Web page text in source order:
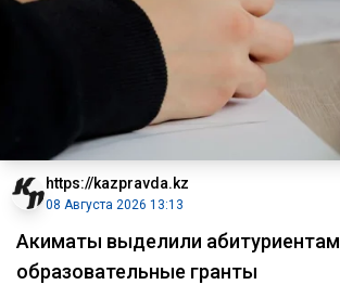
https://kazpravda.kz
08 Августа 2026 13:13
Акиматы выделили абитуриентам
образовательные гранты